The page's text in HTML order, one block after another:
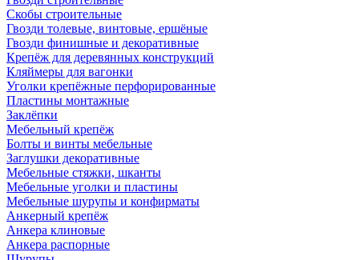
Скобы строительные
Гвозди толевые, винтовые, ершёные
Гвозди финишные и декоративные
Крепёж для деревянных конструкций
Кляймеры для вагонки
Уголки крепёжные перфорированные
Пластины монтажные
Заклёпки
Мебельный крепёж
Болты и винты мебельные
Заглушки декоративные
Мебельные стяжки, шканты
Мебельные уголки и пластины
Мебельные шурупы и конфирматы
Анкерный крепёж
Анкера клиновые
Анкера распорные